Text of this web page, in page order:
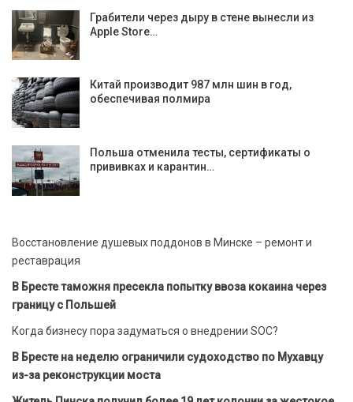
Грабители через дыру в стене вынесли из
Apple Store…
Китай производит 987 млн шин в год,
обеспечивая полмира
Польша отменила тесты, сертификаты о
прививках и карантин…
Восстановление душевых поддонов в Минске – ремонт и
реставрация
В Бресте таможня пресекла попытку ввоза кокаина через
границу с Польшей
Когда бизнесу пора задуматься о внедрении SOC?
В Бресте на неделю ограничили судоходство по Мухавцу
из-за реконструкции моста